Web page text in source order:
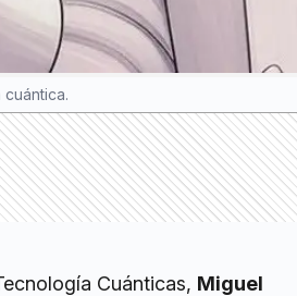
Cuánticas, Miguel